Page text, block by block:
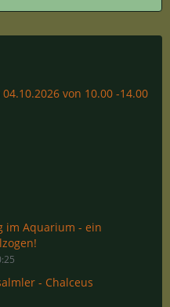
von 10.00 -14.00
im Aquarium - ein
- Chalceus